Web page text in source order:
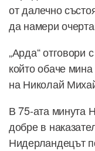
от далечно
да намери
„Арда“ отговори
който обаче
на Николай
В 75-ата минута
добре в
Нидерландецът